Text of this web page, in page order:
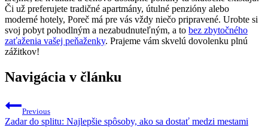
Či už preferujete tradičné apartmány, útulné penzióny alebo
moderné hotely, Poreč má pre vás vždy niečo pripravené. Urobte si
svoj pobyt pohodlným a nezabudnuteľným, a to bez zbytočného
zaťaženia vašej peňaženky. Prajeme vám skvelú dovolenku plnú
zážitkov!
Navigácia v článku
Previous
Zadar do splitu: Najlepšie spôsoby, ako sa dostať medzi mestami